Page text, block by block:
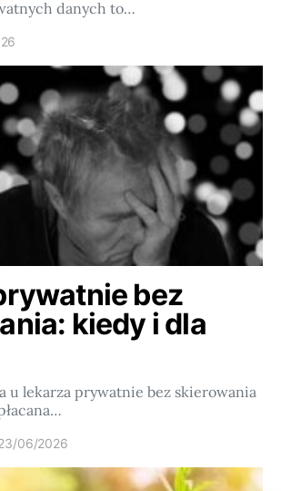
danych to…
bez
kiedy i dla
u lekarza prywatnie bez skierowania
06/2026